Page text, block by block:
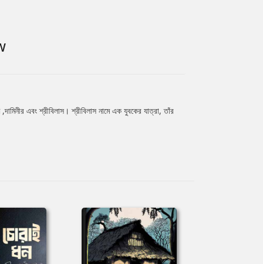
এবং শ্রীবিলাস। শ্রীবিলাস নামে এক যুবকের যাত্রা, তাঁর